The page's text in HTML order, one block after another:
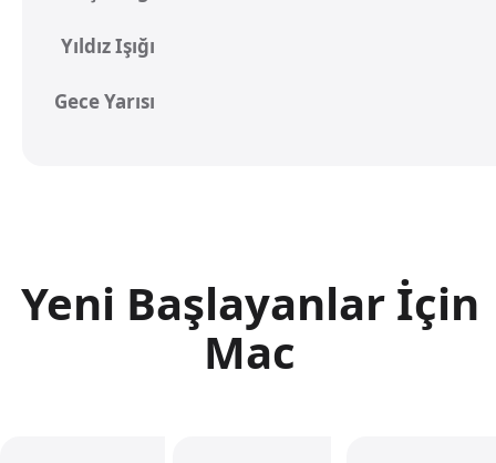
Yıldız Işığı
Gece Yarısı
Yeni Başlayanlar İçin
Mac